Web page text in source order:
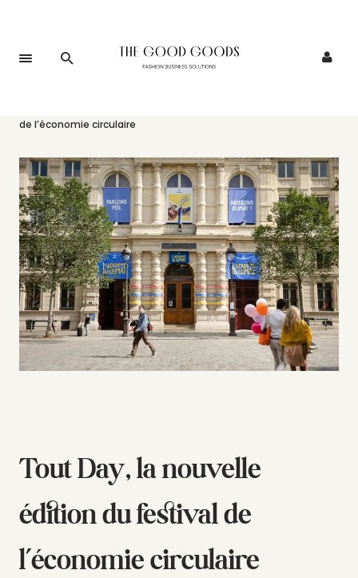
de l’économie circulaire
Tout Day, la nouvelle
édition du festival de
l’économie circulaire